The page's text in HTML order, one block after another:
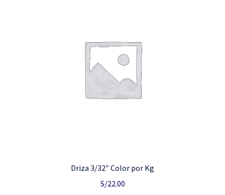
Driza 3/32″ Color por Kg
S/22.00